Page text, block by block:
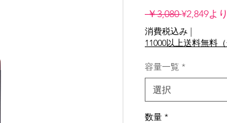
￥3,080 通
常
価
¥2,849より
消費税込み |
11000以上送料無料
容量一覧 *
選択
数量 *